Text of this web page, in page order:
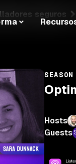
seguros
Hosts
Guests